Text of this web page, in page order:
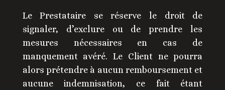
Le Prestataire se réserve le droit de
signaler, d’exclure ou de prendre les
mesures nécessaires en cas de
manquement avéré. Le Client ne pourra
alors prétendre à aucun remboursement et
aucune indemnisation, ce fait étant